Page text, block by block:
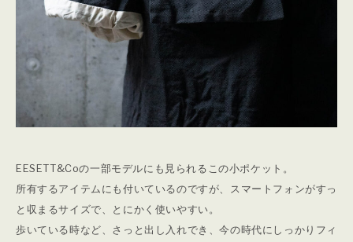
EESETT&Coの一部モデルにも見られるこの小ポケット。
所有するアイテムにも付いているのですが、スマートフォンがすっ
と収まるサイズで、とにかく使いやすい。
歩いている時など、さっと出し入れでき、今の時代にしっかりフィ